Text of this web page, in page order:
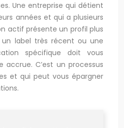
Une entreprise qui détient
années et qui a plusieurs
actif présente un profil plus
un label très récent ou une
spécifique doit vous
accrue. C’est un processus
et qui peut vous épargner